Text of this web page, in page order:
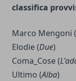
classifica
Marco Mengoni (
Elodie (Due)
Coma_Cose (
Ultimo (Alba)